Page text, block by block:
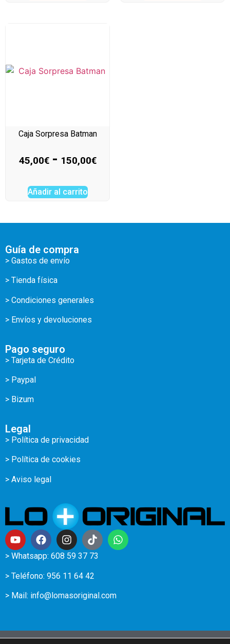
Caja Sorpresa Batman
45,00€ - 150,00€
Añadir al carrito
Guía de compra
> Gastos de envío
> Tienda física
> Condiciones generales
> Envíos y devoluciones
Pago seguro
> Tarjeta de Crédito
> Paypal
> Bizum
Legal
> Política de privacidad
> Política de cookies
> Aviso legal
> Whatsapp: 608 59 37 73
> Teléfono: 956 11 64 42
> Mail: info@lomasoriginal.com